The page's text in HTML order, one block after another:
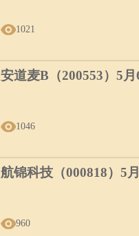
1021
安道麦B（200553）5
1046
航锦科技（000818）5
960